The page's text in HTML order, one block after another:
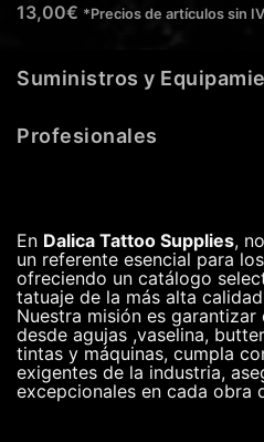
13,00€ *Precios de artículos sin
Suministros y
Profesionales
En Dalica Tattoo Supplies,
un referente esencial para
ofreciendo un catálogo
tatuaje de la más alta
Nuestra misión es
desde agujas ,vaselina,
tintas y máquinas, cumpla
exigentes de la industria,
excepcionales en cada obra